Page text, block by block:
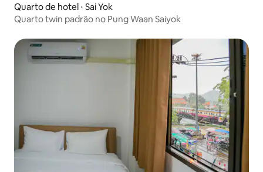
Quarto de hotel ⋅ Sai Yok
Quarto twin padrão no Pung Waan Saiyok